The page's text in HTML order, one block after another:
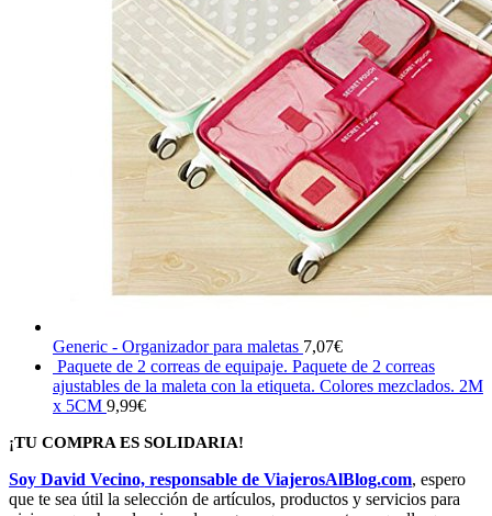
Generic - Organizador para maletas 7,07€
Paquete de 2 correas de equipaje. Paquete de 2 correas
ajustables de la maleta con la etiqueta. Colores mezclados. 2M
x 5CM 9,99€
¡TU COMPRA ES SOLIDARIA!
Soy David Vecino, responsable de ViajerosAlBlog.com, espero
que te sea útil la selección de artículos, productos y servicios para